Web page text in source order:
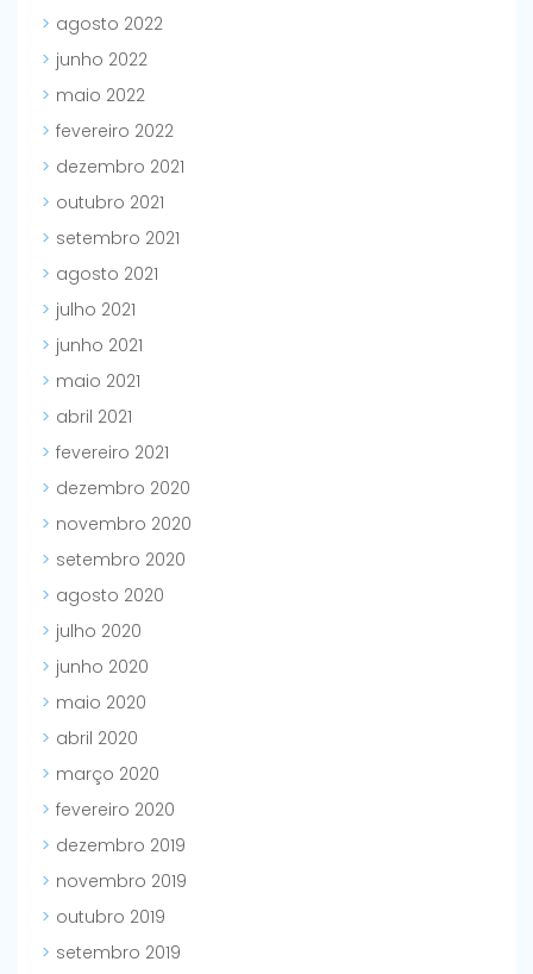
agosto 2022
junho 2022
maio 2022
fevereiro 2022
dezembro 2021
outubro 2021
setembro 2021
agosto 2021
julho 2021
junho 2021
maio 2021
abril 2021
fevereiro 2021
dezembro 2020
novembro 2020
setembro 2020
agosto 2020
julho 2020
junho 2020
maio 2020
abril 2020
março 2020
fevereiro 2020
dezembro 2019
novembro 2019
outubro 2019
setembro 2019